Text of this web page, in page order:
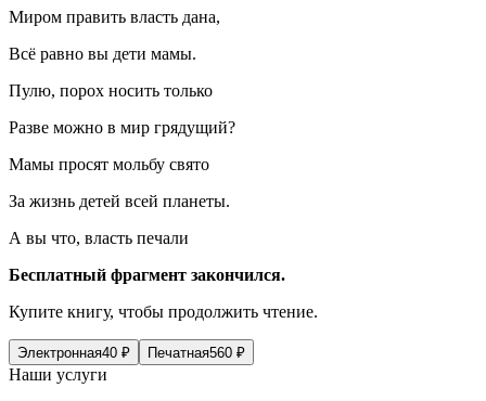
Миром править власть дана,
Всё равно вы дети мамы.
Пулю, порох носить только
Разве можно в мир грядущий?
Мамы просят мольбу свято
За жизнь детей всей планеты.
А вы что, власть печали
Бесплатный фрагмент закончился.
Купите книгу, чтобы продолжить чтение.
Электронная40 ₽ Печатная560 ₽
Наши услуги